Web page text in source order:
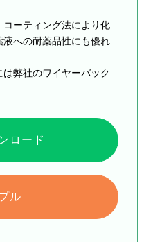
ーティング法により化
への耐薬品性にも優れ
弊社のワイヤーバック
ロード
ル